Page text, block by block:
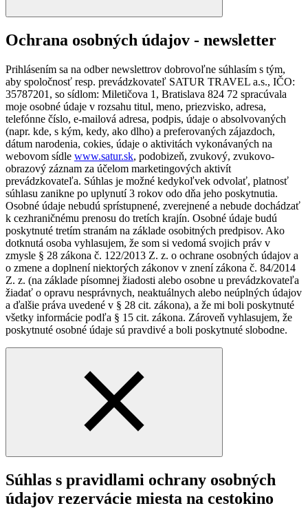
Ochrana osobných údajov - newsletter
Prihlásením sa na odber newslettrov dobrovoľne súhlasím s tým,
aby spoločnosť resp. prevádzkovateľ SATUR TRAVEL a.s., IČO:
35787201, so sídlom: Miletičova 1, Bratislava 824 72 spracúvala
moje osobné údaje v rozsahu titul, meno, priezvisko, adresa,
telefónne číslo, e-mailová adresa, podpis, údaje o absolvovaných
(napr. kde, s kým, kedy, ako dlho) a preferovaných zájazdoch,
dátum narodenia, cokies, údaje o aktivitách vykonávaných na
webovom sídle www.satur.sk, podobizeň, zvukový, zvukovo-
obrazový záznam za účelom marketingových aktivít
prevádzkovateľa. Súhlas je možné kedykoľvek odvolať, platnosť
súhlasu zanikne po uplynutí 3 rokov odo dňa jeho poskytnutia.
Osobné údaje nebudú sprístupnené, zverejnené a nebude dochádzať
k cezhraničnému prenosu do tretích krajín. Osobné údaje budú
poskytnuté tretím stranám na základe osobitných predpisov. Ako
dotknutá osoba vyhlasujem, že som si vedomá svojich práv v
zmysle § 28 zákona č. 122/2013 Z. z. o ochrane osobných údajov a
o zmene a doplnení niektorých zákonov v znení zákona č. 84/2014
Z. z. (na základe písomnej žiadosti alebo osobne u prevádzkovateľa
žiadať o opravu nesprávnych, neaktuálnych alebo neúplných údajov
a ďalšie práva uvedené v § 28 cit. zákona), a že mi boli poskytnuté
všetky informácie podľa § 15 cit. zákona. Zároveň vyhlasujem, že
poskytnuté osobné údaje sú pravdivé a boli poskytnuté slobodne.
Súhlas s pravidlami ochrany osobných
údajov rezervácie miesta na cestokino